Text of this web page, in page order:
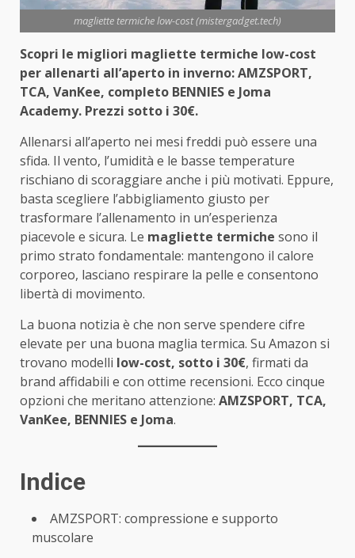
magliette termiche low-cost (mistergadget.tech)
Scopri le migliori magliette termiche low-cost
per allenarti all’aperto in inverno: AMZSPORT,
TCA, VanKee, completo BENNIES e Joma
Academy. Prezzi sotto i 30€.
Allenarsi all’aperto nei mesi freddi può essere una
sfida. Il vento, l’umidità e le basse temperature
rischiano di scoraggiare anche i più motivati. Eppure,
basta scegliere l’abbigliamento giusto per
trasformare l’allenamento in un’esperienza
piacevole e sicura. Le magliette termiche sono il
primo strato fondamentale: mantengono il calore
corporeo, lasciano respirare la pelle e consentono
libertà di movimento.
La buona notizia è che non serve spendere cifre
elevate per una buona maglia termica. Su Amazon si
trovano modelli low-cost, sotto i 30€, firmati da
brand affidabili e con ottime recensioni. Ecco cinque
opzioni che meritano attenzione: AMZSPORT, TCA,
VanKee, BENNIES e Joma.
Indice
AMZSPORT: compressione e supporto
muscolare